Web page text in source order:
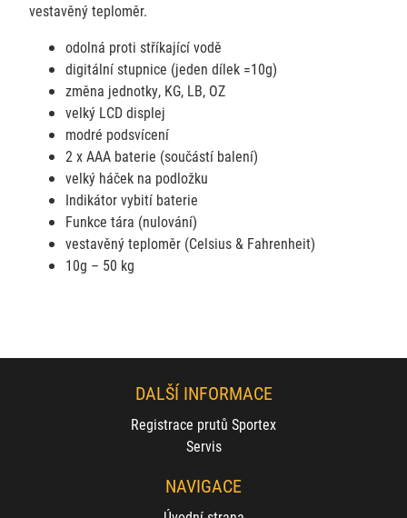
vestavěný teploměr.
odolná proti stříkající vodě
digitální stupnice (jeden dílek =10g)
změna jednotky, KG, LB, OZ
velký LCD displej
modré podsvícení
2 x AAA baterie (součástí balení)
velký háček na podložku
Indikátor vybití baterie
Funkce tára (nulování)
vestavěný teploměr (Celsius & Fahrenheit)
10g – 50 kg
DALŠÍ INFORMACE
Registrace prutů Sportex
Servis
NAVIGACE